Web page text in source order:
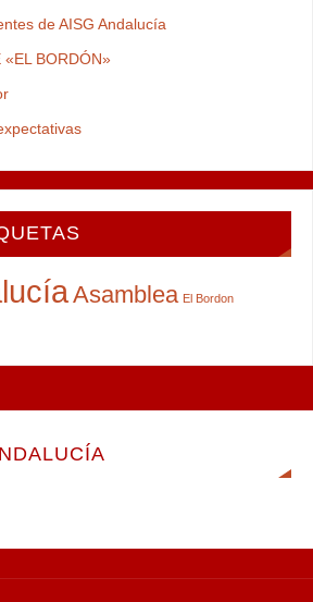
de AISG Andalucía
«EL BORDÓN»
Asamblea El Bordon